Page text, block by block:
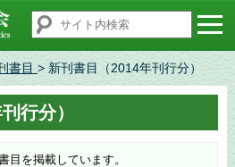
書目 > 新刊書目（2014年刊行分）
行分）
目を掲載しています。